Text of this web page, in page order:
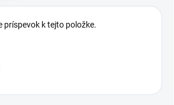
príspevok k tejto položke.